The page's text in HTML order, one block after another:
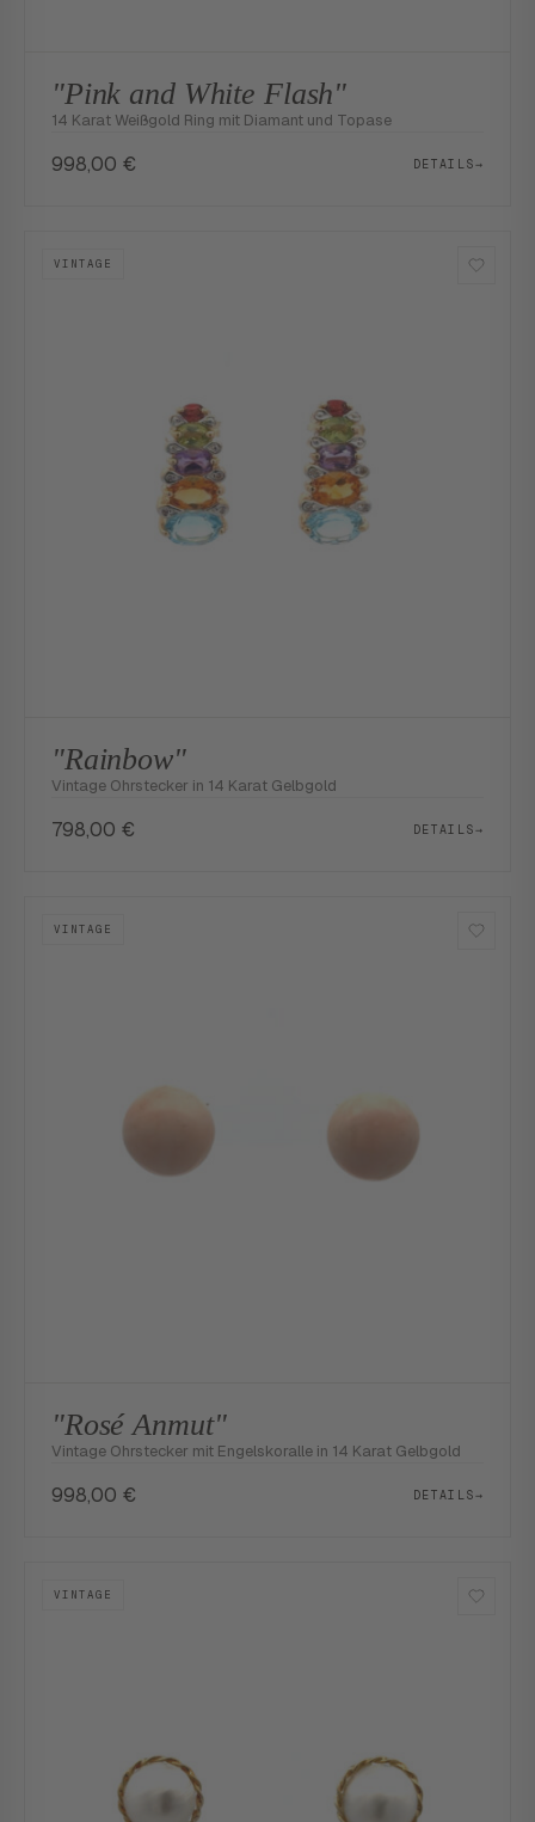
"Pink and White Flash"
14 Karat Weißgold Ring mit Diamant und Topase
998,00 € DETAILS→
VINTAGE
"Rainbow"
Vintage Ohrstecker in 14 Karat Gelbgold
798,00 € DETAILS→
VINTAGE
"Rosé Anmut"
Vintage Ohrstecker mit Engelskoralle in 14 Karat Gelbgold
998,00 € DETAILS→
VINTAGE